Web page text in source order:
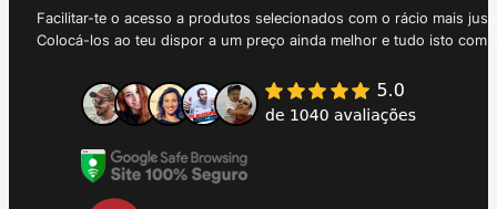
Facilitar-te o acesso a produtos selecionados com o rácio mais
Colocá-los ao teu dispor a um preço ainda melhor e tudo isto